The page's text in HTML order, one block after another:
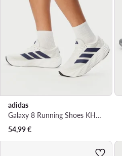
adidas
Galaxy 8 Running Shoes KH5609 · Маратонки за бягане
54,99€